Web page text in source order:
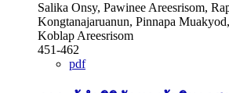
Salika Onsy, Pawinee Areesrisom,
Kongtanajaruanun, Pinnapa
Koblap Areesrisom
451-462
pdf